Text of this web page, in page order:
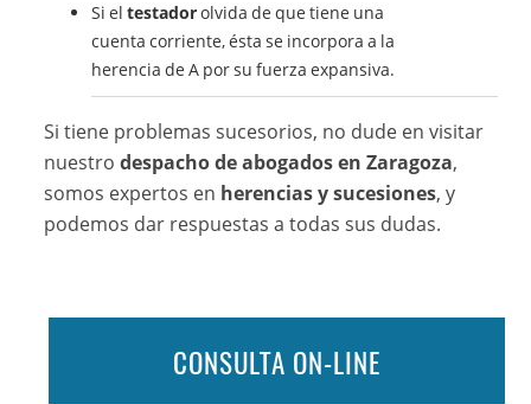
Si eltestadorolvida de que tiene una
cuenta corriente, ésta se incorpora a la
herencia de A por su fuerza expansiva.
Si tiene problemas sucesorios, no dude en visitar
nuestrodespacho de abogados en Zaragoza,
somos expertos en herencias y sucesiones, y
podemos dar respuestas a todas sus dudas.
CONSULTA ON-LINE